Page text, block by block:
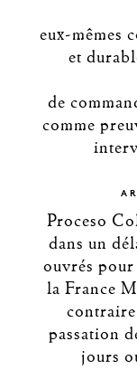
eux-mêmes
et
de
comme
Proceso
dans un
ouvrés
la France
passation
jours